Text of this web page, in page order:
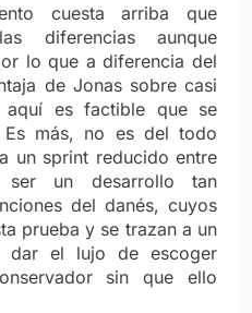
cuesta arriba que
diferencias aunque
lo que a diferencia del
de Jonas sobre casi
es factible que se
Es más, no es del todo
un sprint reducido entre
ser un desarrollo tan
del danés, cuyos
prueba y se trazan a un
dar el lujo de escoger
sin que ello